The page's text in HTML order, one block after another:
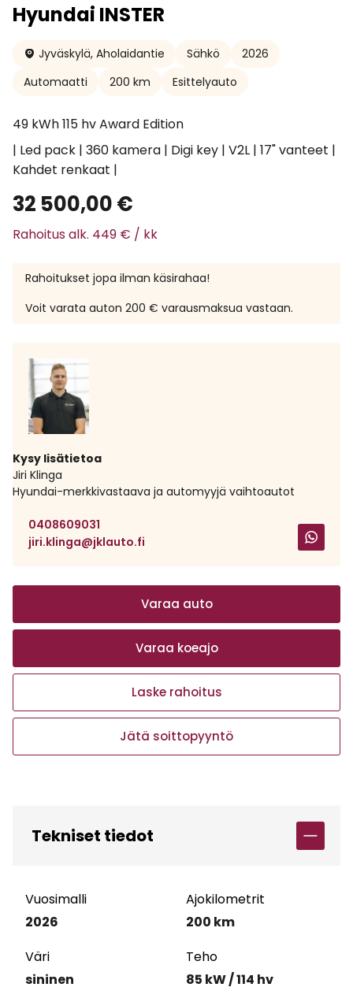
Hyundai INSTER
Jyväskylä, Aholaidantie Sähkö
2026
Automaatti
200 km Esittelyauto
49 kWh 115 hv Award Edition
| Led pack | 360 kamera | Digi key | V2L | 17" vanteet |
Kahdet renkaat |
32 500,00€
Rahoitus alk. 449 € / kk
Rahoitukset jopa ilman käsirahaa!
Voit varata auton 200 € varausmaksua vastaan.
Kysy lisätietoa
Jiri Klinga
Hyundai-merkkivastaava ja automyyjä vaihtoautot
0408609031
jiri.klinga@jklauto.fi
Varaa auto
Varaa koeajo
Laske rahoitus
Jätä soittopyyntö
Tekniset tiedot
Vuosimalli
2026
Ajokilometrit
200 km
Väri
sininen
Teho
85 kW / 114 hv